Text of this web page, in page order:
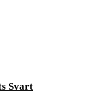
Svart